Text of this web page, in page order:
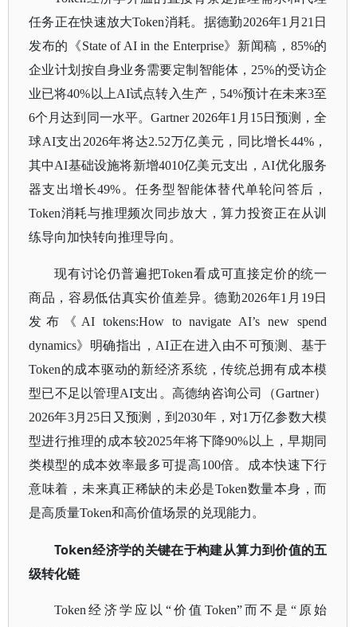
任务正在快速放大Token消耗。据德勤2026年1月21日
发布的《State of AI in the Enterprise》新闻稿，85%的
企业计划按自身业务需要定制智能体，25%的受访企
业已将40%以上AI试点转入生产，54%预计在未来3至
6个月达到同一水平。Gartner 2026年1月15日预测，全
球AI支出2026年将达2.52万亿美元，同比增长44%，
其中AI基础设施将新增4010亿美元支出，AI优化服务
器支出增长49%。任务型智能体替代单轮问答后，
Token消耗与推理频次同步放大，算力投资正在从训
练导向加快转向推理导向。
现有讨论仍普遍把Token看成可直接定价的统一
商品，容易低估真实价值差异。德勤2026年1月19日
发布《AI tokens:How to navigate AI’s new spend
dynamics》明确指出，AI正在进入由不可预测、基于
Token的成本驱动的新经济系统，传统总拥有成本模
型已不足以管理AI支出。高德纳咨询公司（Gartner）
2026年3月25日又预测，到2030年，对1万亿参数大模
型进行推理的成本较2025年将下降90%以上，早期同
类模型的成本效率最多可提高100倍。成本快速下行
意味着，未来真正稀缺的未必是Token数量本身，而
是高质量Token和高价值场景的兑现能力。
Token经济学的关键在于构建从算力到价值的五
级转化链
Token经济学应以“价值Token”而不是“原始